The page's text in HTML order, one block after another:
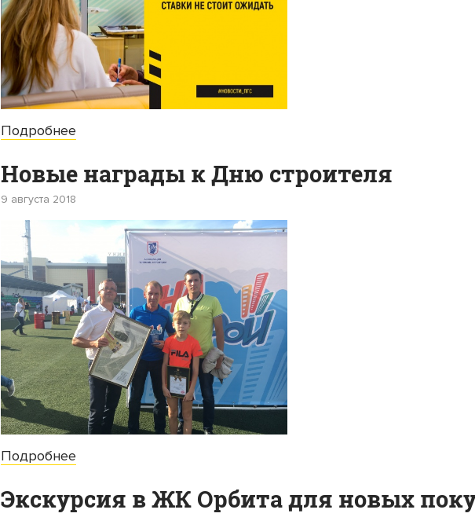
Подробнее
Новые награды к Дню строителя
9 августа 2018
Подробнее
Экскурсия в ЖК Орбита для новых